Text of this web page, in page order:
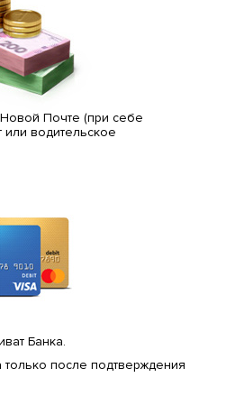
Почте (при себе
водительское
Банка.
после подтверждения